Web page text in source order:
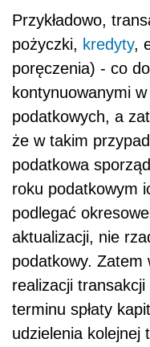
Przykładowo,
pożyczki, kredyty,
poręczenia) - co
kontynuowanymi
podatkowych, a
że w takim
podatkowa
roku podatkowym
podlegać
aktualizacji, nie
podatkowy. Zatem
realizacji
terminu spłaty
udzielenia kolejnej